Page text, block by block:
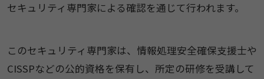
セキュリティ専門家による確認を通じて行われます。
このセキュリティ専門家は、情報処理安全確保支援士や
CISSPなどの公的資格を保有し、所定の研修を受講して